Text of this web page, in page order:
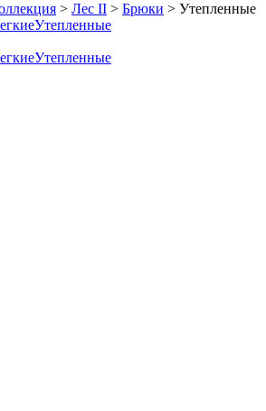
> Лес II > Брюки > Утепленные
Утепленные
Утепленные